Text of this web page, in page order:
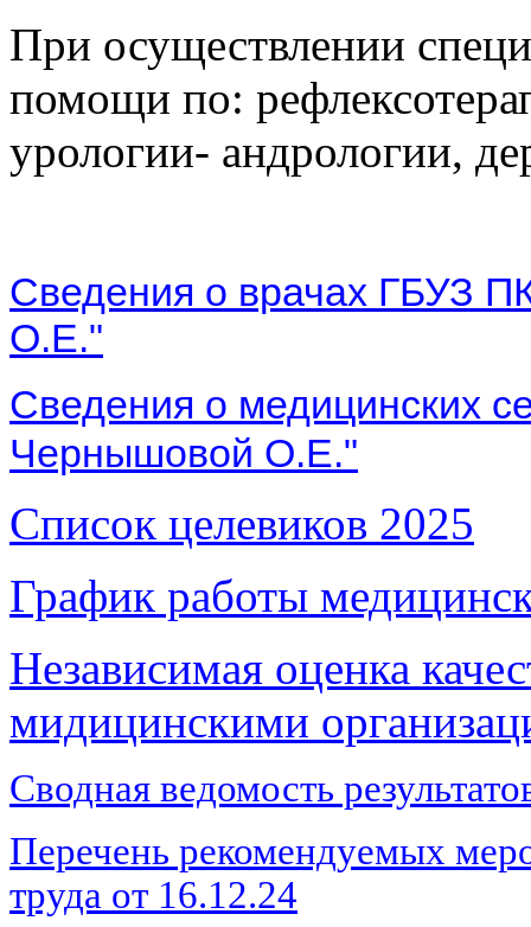
При осуществлении
помощи по:
урологии- андрологии,
Сведения о врачах ГБУЗ
О.Е."
Сведения о медицинских
Чернышовой О.Е."
Список целевиков 2025
График работы
Независимая оценка
мидицинскими
Сводная ведомость
Перечень рекомендуемых
труда от 16.12.24